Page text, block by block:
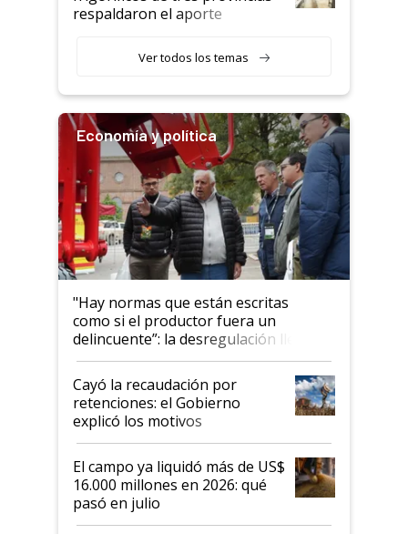
descalificaban, yo seguí
haciendo currículum"
respaldaron el aporte
Ver todos los temas
Economía y política
"Hay normas que están escritas
como si el productor fuera un
delincuente”: la desregulación llegó
al Congreso Aapresid y hasta se
habló del financiamiento al IPCVA
Cayó la recaudación por
retenciones: el Gobierno
explicó los motivos
El campo ya liquidó más de US$
16.000 millones en 2026: qué
pasó en julio